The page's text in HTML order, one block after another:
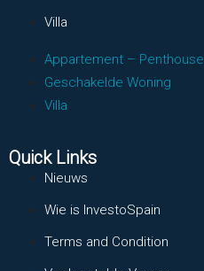
Villa
Appartement – Penthouse
Geschakelde Woning
Villa
Quick Links
Nieuws
Wie is InvestoSpain
Terms and Condition